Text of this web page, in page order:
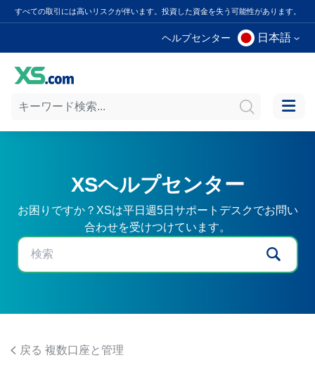
すべての取引には高いリスクが伴います。投資した資金を失う可能性があります。
ヘルプセンター 日本語
XSヘルプセンター
お困りですか？XSは平日週5日サポートデスクでお問い
合わせを受けつけています。
戻る 複数口座と管理